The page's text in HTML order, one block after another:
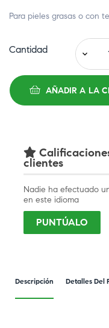
Para pieles grasas o con
Cantidad
AÑADIR A LA
clientes
Nadie ha efectuado
en este idioma
PUNTÚALO
Descripción Detalles Del